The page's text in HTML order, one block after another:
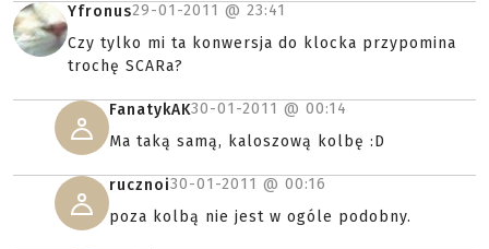
Yfronus29-01-2011 @ 23:41
Czy tylko mi ta konwersja do klocka przypomina
trochę SCARa?
FanatykAK30-01-2011 @ 00:14
Ma taką samą, kaloszową kolbę :D
rucznoi30-01-2011 @ 00:16
poza kolbą nie jest w ogóle podobny.